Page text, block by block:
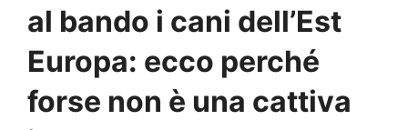
al bando i cani dell’Est
Europa: ecco perché
forse non è una cattiva